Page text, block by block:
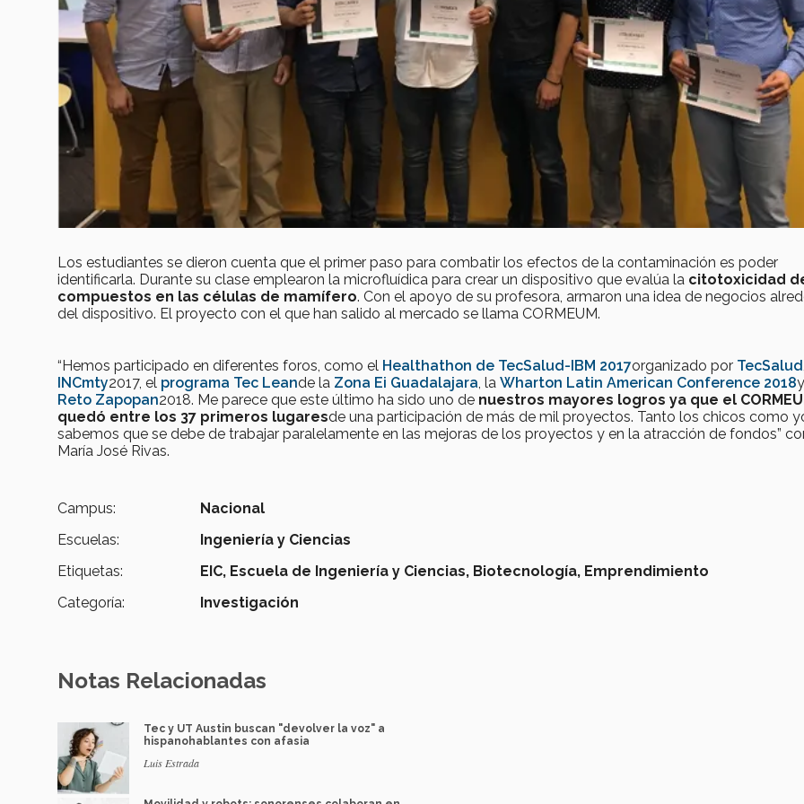
Los estudiantes se dieron cuenta que el primer paso para combatir los efectos de la contaminación es poder
identificarla. Durante su clase emplearon la microfluídica para crear un dispositivo que evalúa la citotoxicidad
compuestos en las células de mamífero. Con el apoyo de su profesora, armaron una idea de negocios
del dispositivo. El proyecto con el que han salido al mercado se llama CORMEUM.
“Hemos participado en diferentes foros, como el Healthathon de TecSalud-IBM 2017organizado por TecSalud,
INCmty2017, el programa Tec Leande la Zona Ei Guadalajara, la Wharton Latin American Conference 2018
Reto Zapopan2018. Me parece que este último ha sido uno de nuestros mayores logros ya que el
quedó entre los 37 primeros lugaresde una participación de más de mil proyectos. Tanto los chicos como
sabemos que se debe de trabajar paralelamente en las mejoras de los proyectos y en la atracción de fondos”
María José Rivas.
Campus:
Nacional
Escuelas:
Ingeniería y Ciencias
Etiquetas:
EIC, Escuela de Ingeniería y Ciencias, Biotecnología, Emprendimiento
Categoría:
Investigación
Notas Relacionadas
Tec y UT Austin buscan "devolver la voz" a
hispanohablantes con afasia
Luis Estrada